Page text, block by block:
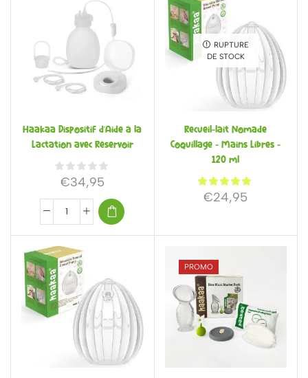
Haakaa Dispositif d’Aide à la
Lactation avec Réservoir
€34,95
RUPTURE
DE STOCK
Recueil-lait Nomade
Coquillage – Mains Libres –
120 ml
€24,95
PROMO